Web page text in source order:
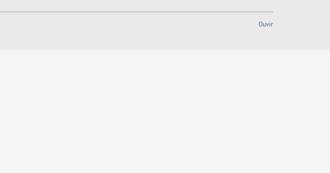
Ouvir